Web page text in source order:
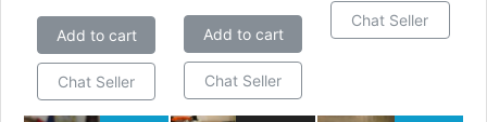
Add to cart
Chat Seller
Add to cart
Chat Seller
Chat Seller